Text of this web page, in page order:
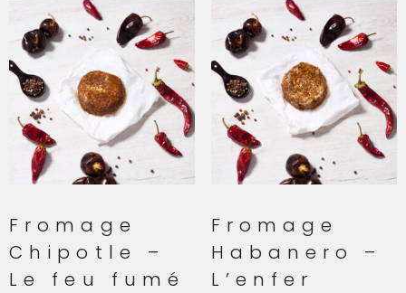
Fromage
Chipotle –
Le feu fumé
Fromage
Habanero –
L’enfer